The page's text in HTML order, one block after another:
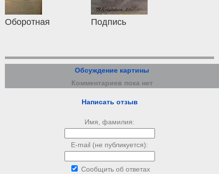
Оборотная Подпись
Обсуждение картины
Комментариев пока нет
Написать отзыв
Имя, фамилия:
E-mail (не публикуется):
Сообщить об ответах